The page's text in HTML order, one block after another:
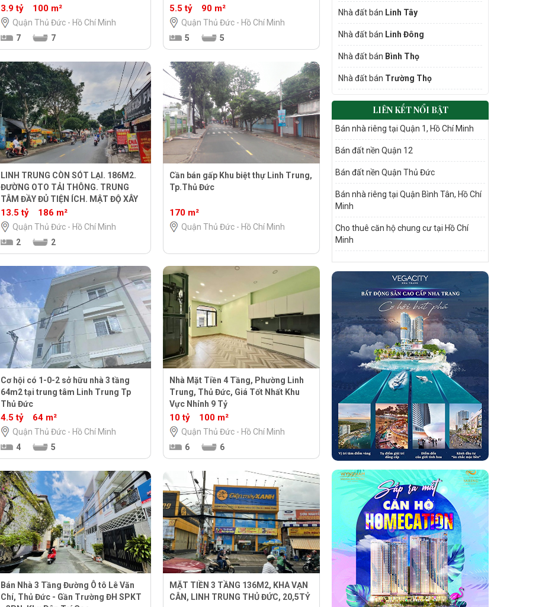
3.9 tỷ 100 m²
Quận Thủ Đức - Hồ Chí Minh
7
7
5.5 tỷ 90 m²
Quận Thủ Đức - Hồ Chí Minh
5
5
LINH TRUNG CÒN SÓT LẠI. 186M2.
ĐƯỜNG OTO TẢI THÔNG. TRUNG
TÂM ĐẦY ĐỦ TIỆN ÍCH. MẬT ĐỘ XÂY
DỰNG CAO. GIÁ 13.5 TỶ. TL
13.5 tỷ 186 m²
Quận Thủ Đức - Hồ Chí Minh
2
2
Cần bán gấp Khu biệt thự Linh Trung,
Tp.Thủ Đức
170 m²
Quận Thủ Đức - Hồ Chí Minh
Cơ hội có 1-0-2 sở hữu nhà 3 tầng
64m2 tại trung tâm Linh Trung Tp
Thủ Đức
4.5 tỷ 64 m²
Quận Thủ Đức - Hồ Chí Minh
4
5
Nhà Mặt Tiền 4 Tầng, Phường Linh
Trung, Thủ Đức, Giá Tốt Nhất Khu
Vực Nhỉnh 9 Tỷ
10 tỷ 100 m²
Quận Thủ Đức - Hồ Chí Minh
6
6
Bán Nhà 3 Tầng Đường Ô tô Lê Văn
Chí, Thủ Đức - Gần Trường ĐH SPKT
MẶT TIỀN 3 TẦNG 136M2, KHA VẠN
CÂN, LINH TRUNG THỦ ĐỨC, 20,5TỶ
Nhà đất bán Linh Tây
Nhà đất bán Linh Đông
Nhà đất bán Bình Thọ
Nhà đất bán Trường Thọ
LIÊN KẾT NỔI BẬT
Bán nhà riêng tại Quận 1, Hồ Chí Minh
Bán đất nền Quận 12
Bán đất nền Quận Thủ Đức
Bán nhà riêng tại Quận Bình Tân, Hồ Chí
Minh
Cho thuê căn hộ chung cư tại Hồ Chí
Minh